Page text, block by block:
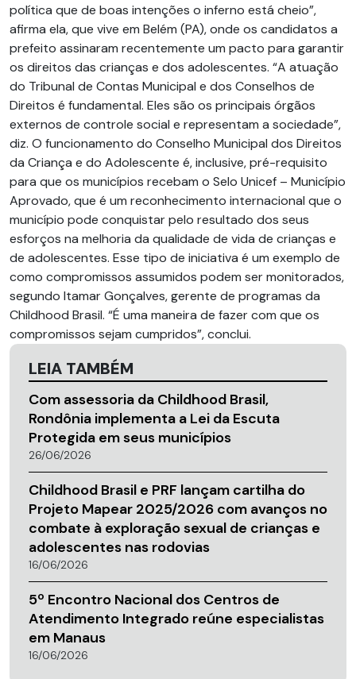
política que de boas intenções o inferno está cheio”,
afirma ela, que vive em Belém (PA), onde os candidatos a
prefeito assinaram recentemente um pacto para garantir
os direitos das crianças e dos adolescentes. “A atuação
do Tribunal de Contas Municipal e dos Conselhos de
Direitos é fundamental. Eles são os principais órgãos
externos de controle social e representam a sociedade”,
diz. O funcionamento do Conselho Municipal dos Direitos
da Criança e do Adolescente é, inclusive, pré-requisito
para que os municípios recebam o Selo Unicef – Município
Aprovado, que é um reconhecimento internacional que o
município pode conquistar pelo resultado dos seus
esforços na melhoria da qualidade de vida de crianças e
de adolescentes. Esse tipo de iniciativa é um exemplo de
como compromissos assumidos podem ser monitorados,
segundo Itamar Gonçalves, gerente de programas da
Childhood Brasil. “É uma maneira de fazer com que os
compromissos sejam cumpridos”, conclui.
LEIA TAMBÉM
Com assessoria da Childhood Brasil,
Rondônia implementa a Lei da Escuta
Protegida em seus municípios
26/06/2026
Childhood Brasil e PRF lançam cartilha do
Projeto Mapear 2025/2026 com avanços no
combate à exploração sexual de crianças e
adolescentes nas rodovias
16/06/2026
5º Encontro Nacional dos Centros de
Atendimento Integrado reúne especialistas
em Manaus
16/06/2026